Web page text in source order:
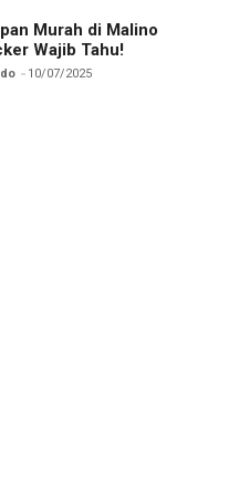
Murah di Malino
Wajib Tahu!
10/07/2025